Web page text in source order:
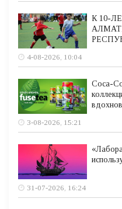
К 10-
4-08-2026, 10:04
Coca-
3-08-2026, 15:21
31-07-2026, 16:24